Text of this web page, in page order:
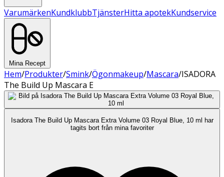
VarumärkenKundklubbTjänsterHitta apotekKundservice
Mina Recept
Hem/Produkter/Smink/Ögonmakeup/Mascara/ISADORA
The Build Up Mascara E
Isadora The Build Up Mascara Extra Volume 03 Royal Blue, 10 ml har
tagits bort från mina favoriter